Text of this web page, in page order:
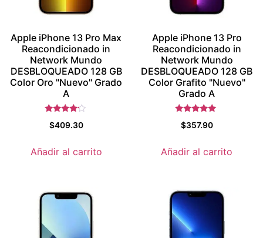
Apple iPhone 13 Pro Max
Reacondicionado in
Network Mundo
DESBLOQUEADO 128 GB
Color Oro "Nuevo" Grado
A
Valorado
con
$409.30
Añadir al carrito
Apple iPhone 13 Pro
Reacondicionado in
Network Mundo
DESBLOQUEADO 128 GB
Color Grafito "Nuevo"
Grado A
Valorado
con
$357.90
Añadir al carrito